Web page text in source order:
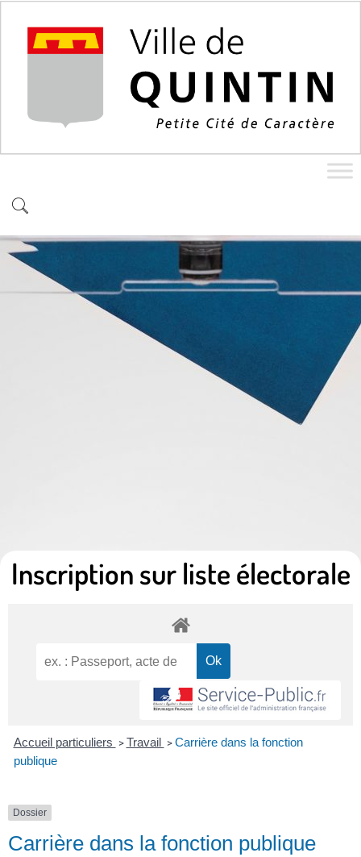
Inscription sur liste électorale
Accueil particuliers > Travail > Carrière dans la fonction
publique
Dossier
Carrière dans la fonction publique